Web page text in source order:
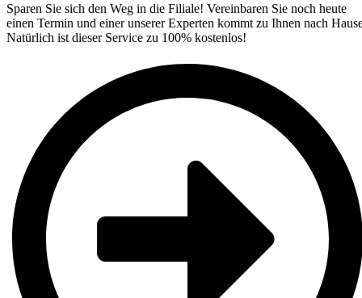
Sparen Sie sich den Weg in die Filiale! Vereinbaren Sie noch heute
einen Termin und einer unserer Experten kommt zu Ihnen nach
Natürlich ist dieser Service zu 100% kostenlos!